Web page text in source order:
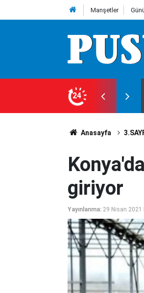
Manşetler
24
Anasayfa
giriyor
Yayınlanma: 29 Nisan 2021